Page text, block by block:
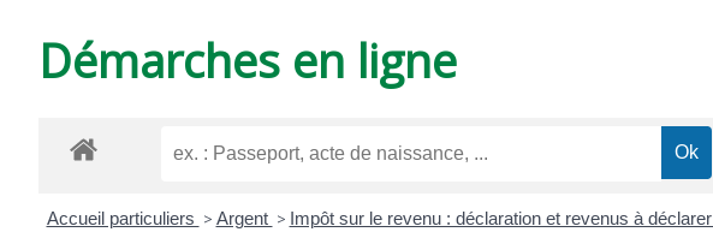
VARZAY
Démarches en ligne
Accueil particuliers > Argent > Impôt sur le revenu : déclaration et revenus à déclarer